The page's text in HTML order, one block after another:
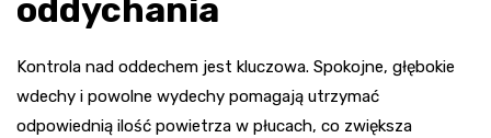
oddychania
Kontrola nad oddechem jest kluczowa. Spokojne, głębokie
wdechy i powolne wydechy pomagają utrzymać
odpowiednią ilość powietrza w płucach, co zwiększa